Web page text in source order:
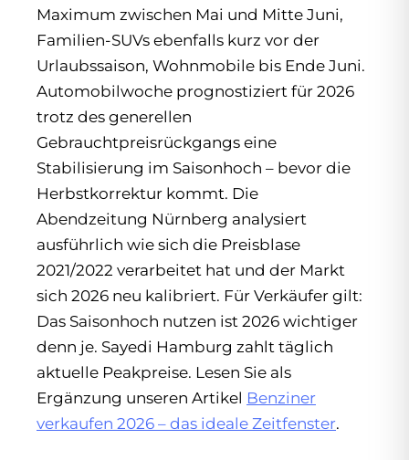
Maximum zwischen Mai und Mitte Juni,
Familien-SUVs ebenfalls kurz vor der
Urlaubssaison, Wohnmobile bis Ende Juni.
Automobilwoche prognostiziert für 2026
trotz des generellen
Gebrauchtpreisrückgangs eine
Stabilisierung im Saisonhoch – bevor die
Herbstkorrektur kommt. Die
Abendzeitung Nürnberg analysiert
ausführlich wie sich die Preisblase
2021/2022 verarbeitet hat und der Markt
sich 2026 neu kalibriert. Für Verkäufer gilt:
Das Saisonhoch nutzen ist 2026 wichtiger
denn je. Sayedi Hamburg zahlt täglich
aktuelle Peakpreise. Lesen Sie als
Ergänzung unseren Artikel Benziner
verkaufen 2026 – das ideale Zeitfenster.